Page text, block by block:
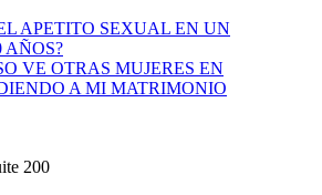
APETITO SEXUAL EN UN
AÑOS?
VE OTRAS MUJERES EN
A MI MATRIMONIO
200